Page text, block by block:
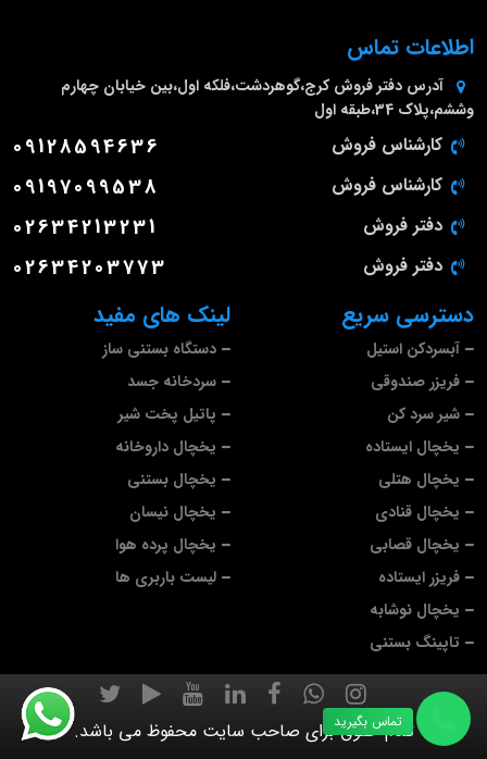
لینک های مفید
دستگاه بستنی ساز
سردخانه جسد
پاتیل پخت شیر
یخچال داروخانه
یخچال بستنی
یخچال نیسان
یخچال پرده هوا
لیست باربری ها
دسترسی سریع
آبسردکن استیل
فریزر صندوقی
شیر سرد کن
یخچال ایستاده
یخچال هتلی
یخچال قنادی
یخچال قصابی
فریزر ایستاده
یخچال نوشابه
تاپینگ بستنی
اطلاعات تماس
آدرس دفتر فروش کرج،گوهردشت،فلکه اول،بین خیابان چهارم
وششم،پلاک 34،طبقه اول
کارشناس فروش 09128594636
کارشناس فروش 09197099538
دفتر فروش 02634213231
دفتر فروش 02634203773
تمام حقوق برای صاحب سایت محفوظ می باشد.
تماس بگیرید